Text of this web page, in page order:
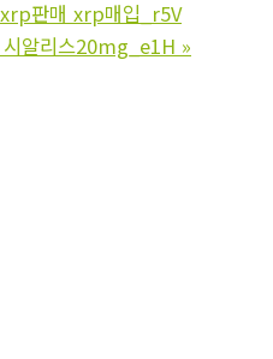
판매 xrp매입_r5V
알리스20mg_e1H »